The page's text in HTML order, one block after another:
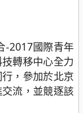
-2017國際青年
轉移中心全力
，參加於北京
流，並競逐該